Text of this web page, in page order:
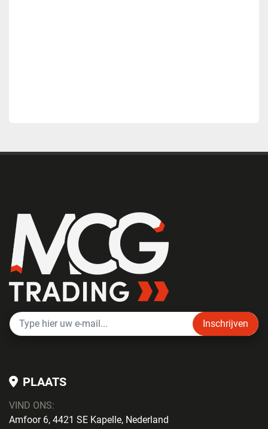
Inschrijven
PLAATS
VIND ONS:
Amfoor 6, 4421 SE Kapelle, Nederland